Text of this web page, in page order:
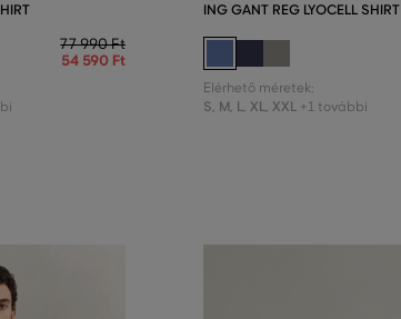
77 990 Ft
54 590 Ft
ING GANT REG LYOCELL SHIRT
Elérhető méretek:
S, M, L, XL, XXL +1 további